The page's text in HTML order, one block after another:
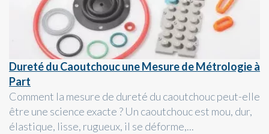
Dureté du Caoutchouc une Mesure de Métrologie à
Part
Comment la mesure de dureté du caoutchouc peut-elle
être une science exacte ? Un caoutchouc est mou, dur,
élastique, lisse, rugueux, il se déforme,...